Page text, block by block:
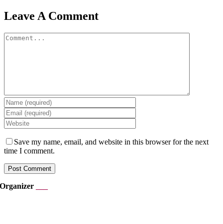
Leave A Comment
Comment
Save my name, email, and website in this browser for the next
time I comment.
Organizer